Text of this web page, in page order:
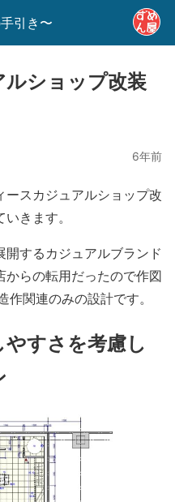
引き〜
ショップ改装
6年前
スカジュアルショップ改
きます。
するカジュアルブランド
らの転用だったので作図
作関連のみの設計です。
すさを考慮し